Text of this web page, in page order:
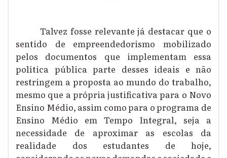
Talvez fosse relevante já destacar que o
sentido de empreendedorismo mobilizado
pelos documentos que implementam essa
política pública parte desses ideais e não
restringem a proposta ao mundo do trabalho,
mesmo que a própria justificativa para o Novo
Ensino Médio, assim como para o programa de
Ensino Médio em Tempo Integral, seja a
necessidade de aproximar as escolas da
realidade dos estudantes de hoje,